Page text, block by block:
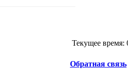
Текущее время:
Обратная связь